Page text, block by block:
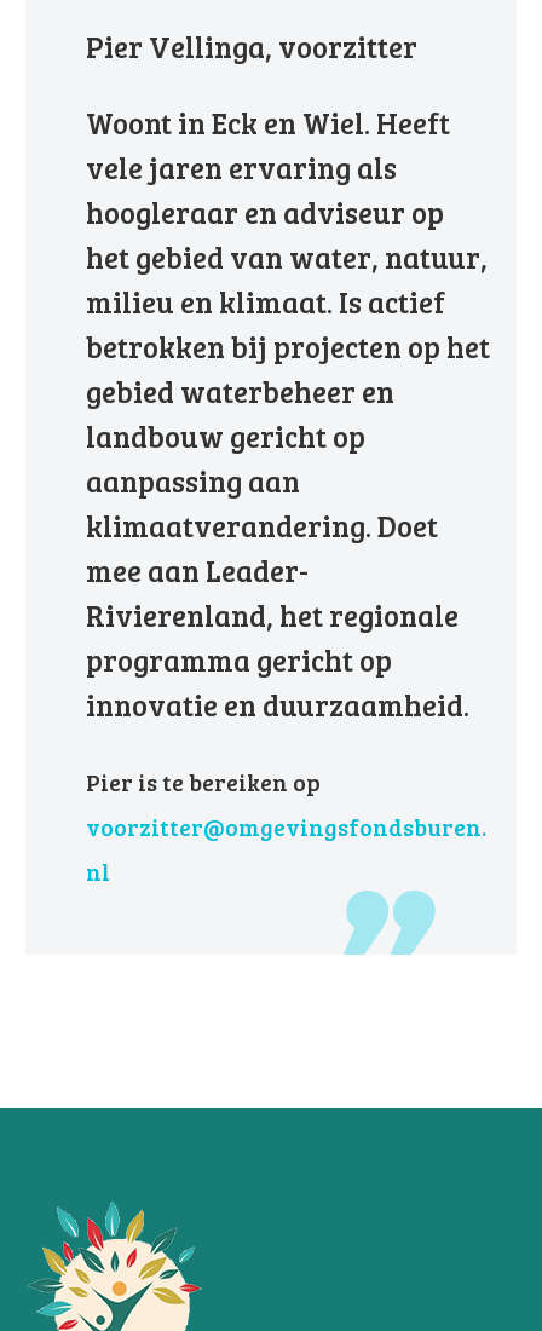
Pier Vellinga, voorzitter
Woont in Eck en Wiel. Heeft
vele jaren ervaring als
hoogleraar en adviseur op
het gebied van water, natuur,
milieu en klimaat. Is actief
betrokken bij projecten op het
gebied waterbeheer en
landbouw gericht op
aanpassing aan
klimaatverandering. Doet
mee aan Leader-
Rivierenland, het regionale
programma gericht op
innovatie en duurzaamheid.
Pier is te bereiken op
voorzitter@omgevingsfondsburen.
nl